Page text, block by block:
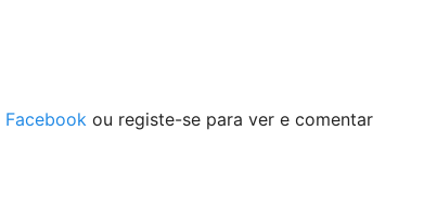
Facebook ou registe-se para ver e comentar